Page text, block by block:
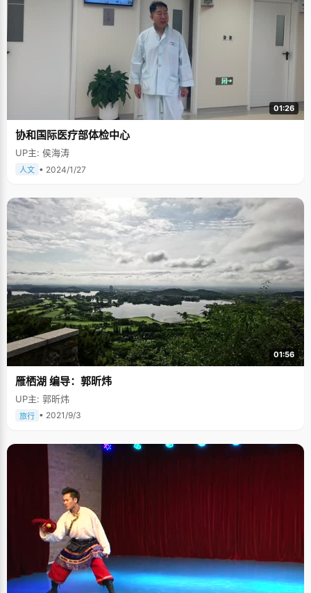
01:26
协和国际医疗部体检中心
UP主: 侯海涛
人文 • 2024/1/27
01:56
雁栖湖 编导：郭昕炜
UP主: 郭昕炜
旅行 • 2021/9/3